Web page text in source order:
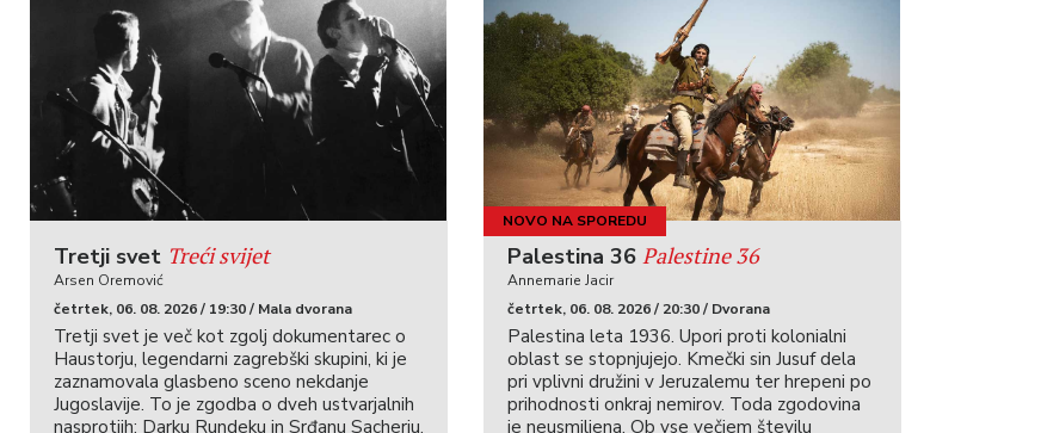
Tretji svet Treći svijet
Arsen Oremović
četrtek, 06. 08. 2026 / 19:30 / Mala dvorana
Tretji svet je več kot zgolj dokumentarec o
Haustorju, legendarni zagrebški skupini, ki je
zaznamovala glasbeno sceno nekdanje
Jugoslavije. To je zgodba o dveh ustvarjalnih
nasprotjih: Darku Rundeku in Srđanu Sacherju.
NOVO NA SPOREDU
Palestina 36 Palestine 36
Annemarie Jacir
četrtek, 06. 08. 2026 / 20:30 / Dvorana
Palestina leta 1936. Upori proti kolonialni
oblast se stopnjujejo. Kmečki sin Jusuf dela
pri vplivni družini v Jeruzalemu ter hrepeni po
prihodnosti onkraj nemirov. Toda zgodovina
je neusmiljena. Ob vse večjem številu